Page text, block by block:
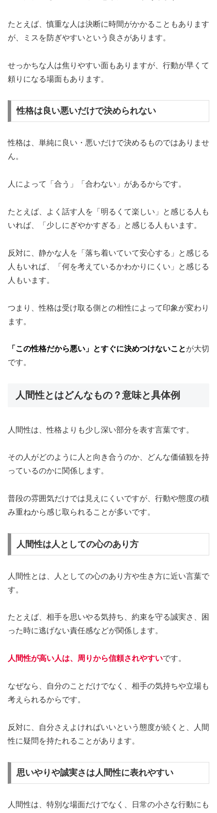
たとえば、慎重な人は決断に時間がかかることもあります
が、ミスを防ぎやすいという良さがあります。
せっかちな人は焦りやすい面もありますが、行動が早くて
頼りになる場面もあります。
性格は良い悪いだけで決められない
性格は、単純に良い・悪いだけで決めるものではありませ
ん。
人によって「合う」「合わない」があるからです。
たとえば、よく話す人を「明るくて楽しい」と感じる人も
いれば、「少しにぎやかすぎる」と感じる人もいます。
反対に、静かな人を「落ち着いていて安心する」と感じる
人もいれば、「何を考えているかわかりにくい」と感じる
人もいます。
つまり、性格は受け取る側との相性によって印象が変わり
ます。
「この性格だから悪い」とすぐに決めつけないことが大切
です。
人間性とはどんなもの？意味と具体例
人間性は、性格よりも少し深い部分を表す言葉です。
その人がどのように人と向き合うのか、どんな価値観を持
っているのかに関係します。
普段の雰囲気だけでは見えにくいですが、行動や態度の積
み重ねから感じ取られることが多いです。
人間性は人としての心のあり方
人間性とは、人としての心のあり方や生き方に近い言葉で
す。
たとえば、相手を思いやる気持ち、約束を守る誠実さ、困
った時に逃げない責任感などが関係します。
人間性が高い人は、周りから信頼されやすいです。
なぜなら、自分のことだけでなく、相手の気持ちや立場も
考えられるからです。
反対に、自分さえよければいいという態度が続くと、人間
性に疑問を持たれることがあります。
思いやりや誠実さは人間性に表れやすい
人間性は、特別な場面だけでなく、日常の小さな行動にも